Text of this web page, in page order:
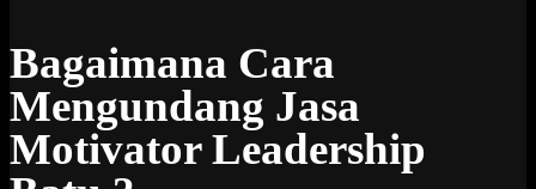
Bagaimana Cara
Mengundang Jasa
Motivator Leadership